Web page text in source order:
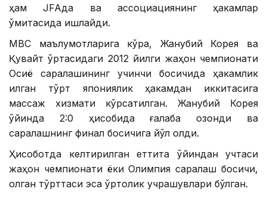
ҳам JFAда ва ассоциациянинг ҳакамлар
қўмитасида ишлайди.
МВC маълумотларига кўра, Жанубий Корея ва
Қувайт ўртасидаги 2012 йилги жаҳон чемпионати
Осиё саралашининг учинчи босқичида ҳакамлик
қилган тўрт япониялик ҳакамдан иккитасига
массаж хизмати кўрсатилган. Жанубий Корея
ўйинда 2:0 ҳисобида ғалаба қозонди ва
саралашнинг финал босқичига йўл олди.
Ҳисоботда келтирилган еттита ўйиндан учтаси
жаҳон чемпионати ёки Олимпия саралаш босқичи,
қолган тўрттаси эса ўртоқлик учрашувлари бўлган.